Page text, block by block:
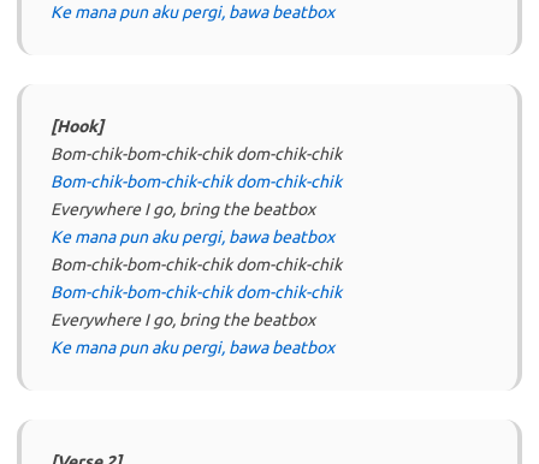
Ke mana pun aku pergi, bawa beatbox
[Hook]
Bom-chik-bom-chik-chik dom-chik-chik
Bom-chik-bom-chik-chik dom-chik-chik
Everywhere I go, bring the beatbox
Ke mana pun aku pergi, bawa beatbox
Bom-chik-bom-chik-chik dom-chik-chik
Bom-chik-bom-chik-chik dom-chik-chik
Everywhere I go, bring the beatbox
Ke mana pun aku pergi, bawa beatbox